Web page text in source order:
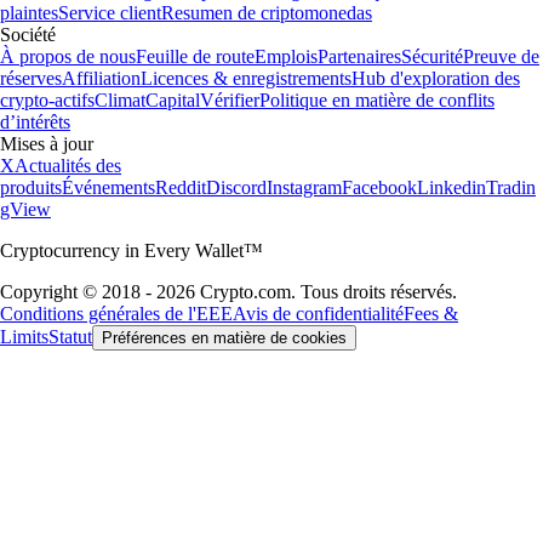
plaintesService clientResumen de criptomonedas
Société
À propos de nousFeuille de routeEmploisPartenairesSécuritéPreuve de
réservesAffiliationLicences & enregistrementsHub d'exploration des
crypto-actifsClimatCapitalVérifierPolitique en matière de conflits
d’intérêts
Mises à jour
XActualités des
produitsÉvénementsRedditDiscordInstagramFacebookLinkedinTradin
gView
Cryptocurrency in Every Wallet™
Copyright © 2018 - 2026 Crypto.com. Tous droits réservés.
Conditions générales de l'EEEAvis de confidentialitéFees &
LimitsStatut Préférences en matière de cookies